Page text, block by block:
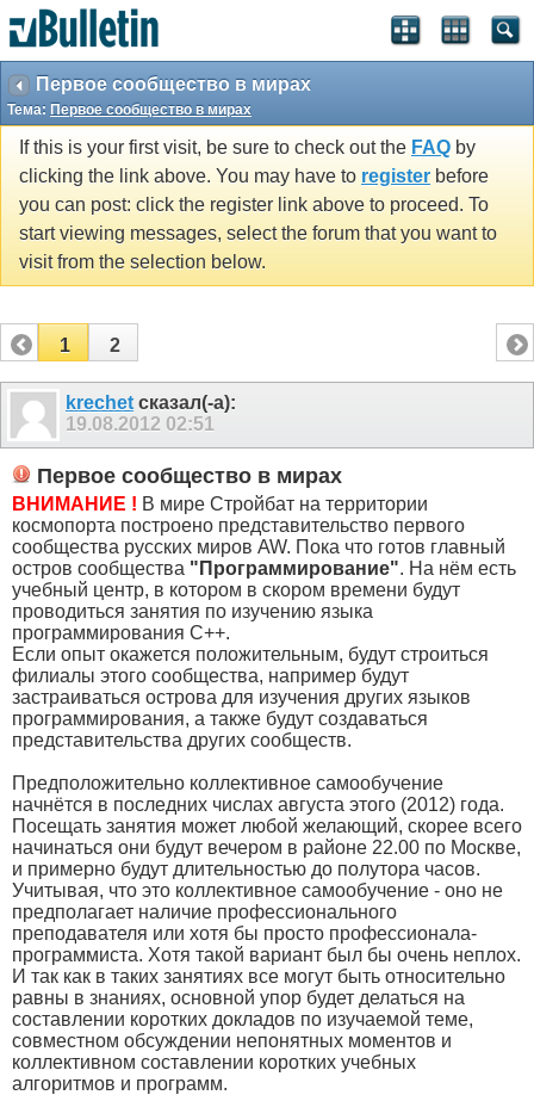
Первое сообщество в мирах
Тема: Первое сообщество в мирах
If this is your first visit, be sure to check out the FAQ by
clicking the link above. You may have to register before
you can post: click the register link above to proceed. To
start viewing messages, select the forum that you want to
visit from the selection below.
1 2
krechet сказал(-а):
19.08.2012 02:51
Первое сообщество в мирах
ВНИМАНИЕ ! В мире Стройбат на территории
космопорта построено представительство первого
сообщества русских миров AW. Пока что готов главный
остров сообщества "Программирование". На нём есть
учебный центр, в котором в скором времени будут
проводиться занятия по изучению языка
программирования С++.
Если опыт окажется положительным, будут строиться
филиалы этого сообщества, например будут
застраиваться острова для изучения других языков
программирования, а также будут создаваться
представительства других сообществ.
Предположительно коллективное самообучение
начнётся в последних числах августа этого (2012) года.
Посещать занятия может любой желающий, скорее всего
начинаться они будут вечером в районе 22.00 по Москве,
и примерно будут длительностью до полутора часов.
Учитывая, что это коллективное самообучение - оно не
предполагает наличие профессионального
преподавателя или хотя бы просто профессионала-
программиста. Хотя такой вариант был бы очень неплох.
И так как в таких занятиях все могут быть относительно
равны в знаниях, основной упор будет делаться на
составлении коротких докладов по изучаемой теме,
совместном обсуждении непонятных моментов и
коллективном составлении коротких учебных
алгоритмов и программ.